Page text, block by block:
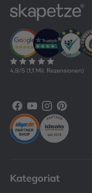
Facebook
YouTubeInstagram
Pinterest
Kategoriat